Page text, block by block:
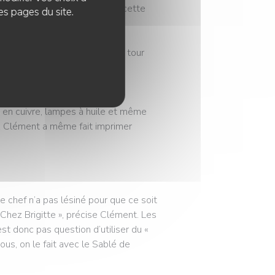
pages du site.
j’ai quasiment grandi dans cette
», il s’est mis à faire le tour
décorer le nouvel
cuivre, lampes à huile et même
a même fait imprimer
chef n’a pas lésiné pour que ce soit
Brigitte », précise Clément. Les
donc pas question d’utiliser du «
on le fait avec le Sablé de